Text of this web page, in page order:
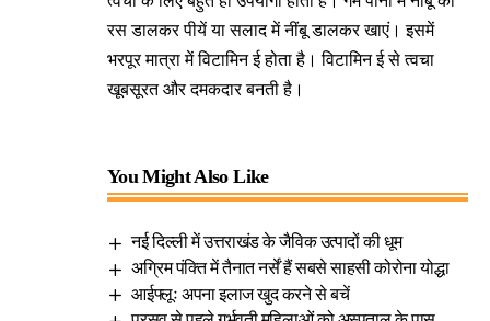
रस डालकर पीयें या सलाद में नींबू डालकर खाएं। इसमें
भरपूर मात्रा में विटामिन ई होता है। विटामिन ई से त्वचा
खूबसूरत और दमकदार बनती है।
You Might Also Like
नई दिल्ली में उत्तराखंड के जैविक उत्पादों की धूम
अग्रिम पंक्ति में तैनात नर्सें हैं सबसे साहसी कोरोना योद्धा
आईफ्लूः अपना इलाज खुद करने से बचें